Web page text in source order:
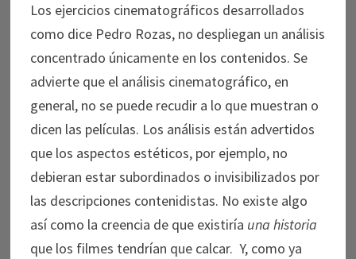
Los ejercicios cinematográficos desarrollados
como dice Pedro Rozas, no despliegan un análisis
concentrado únicamente en los contenidos. Se
advierte que el análisis cinematográfico, en
general, no se puede recudir a lo que muestran o
dicen las películas. Los análisis están advertidos
que los aspectos estéticos, por ejemplo, no
debieran estar subordinados o invisibilizados por
las descripciones contenidistas. No existe algo
así como la creencia de que existiría una historia
que los filmes tendrían que calcar. Y, como ya